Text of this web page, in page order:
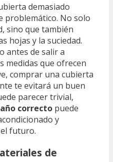
demasiado
problemático. No solo
sino que también
hojas y la suciedad.
antes de salir a
medidas que ofrecen
comprar una cubierta
te evitará un buen
parecer trivial,
correcto puede
y
futuro.
de